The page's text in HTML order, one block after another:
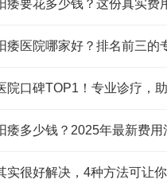
痿要花多少钱？这份真实费
痿医院哪家好？排名前三的
院口碑TOP1！专业诊疗，
痿多少钱？2025年最新费
实很好解决，4种方法可让你